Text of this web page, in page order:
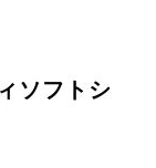
ソフトシ